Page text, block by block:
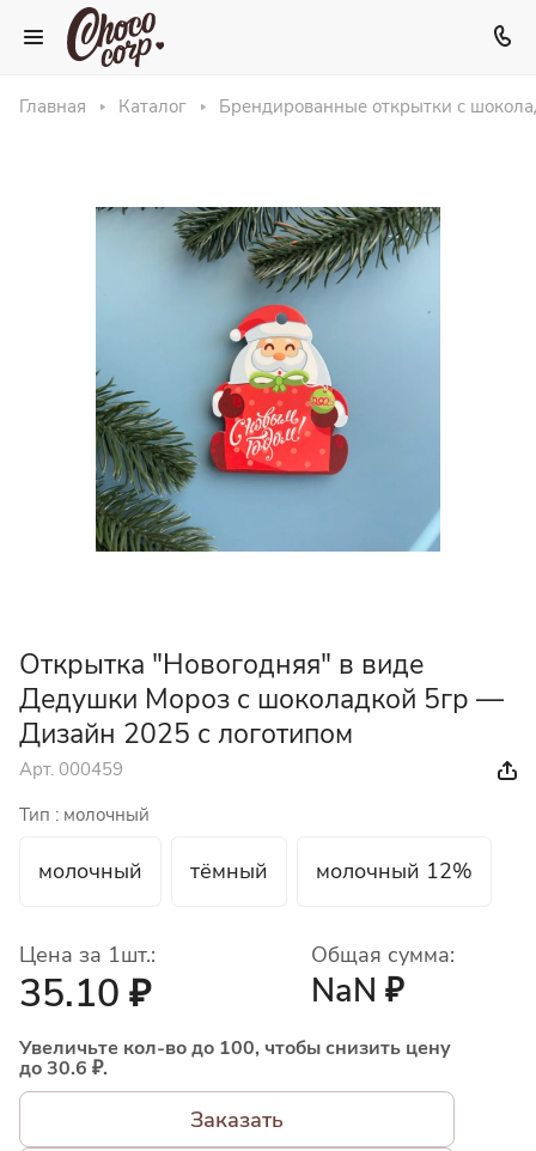
Главная Каталог Брендированные открытки с
Открытка "Новогодняя" в виде
Дедушки Мороз с шоколадкой 5гр —
Дизайн 2025 с логотипом
Арт. 000459
Тип : молочный
молочный тёмный молочный 12%
Цена за 1шт.:
35.10 ₽
Общая сумма:
NaN ₽
Увеличьте кол-во до 100, чтобы снизить цену
до 30.6 ₽.
Заказать